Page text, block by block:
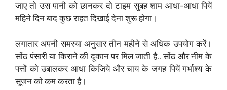
जाए तो उस पानी को छानकर दो टाइम सुबह शाम आधा-आधा पियें
महिने दिन बाद कुछ राहत दिखाई देना शुरू होगा।
लगातार अपनी समस्या अनुसार तीन महीने से अधिक उपयोग करें।
सोंठ पंसारी या किराने की दूकान पर मिल जाती है.. सोंठ और नीम के
पत्तों को उबालकर आधा किजिये और चाय के जगह पियें गर्भाश्य के
सूजन को कम करता है।